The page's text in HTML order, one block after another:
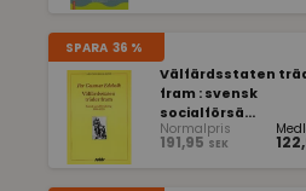
SPARA 36 %
Välfärdsstaten
fram : svensk
socialförsä...
Normalpris
191,95 SEK